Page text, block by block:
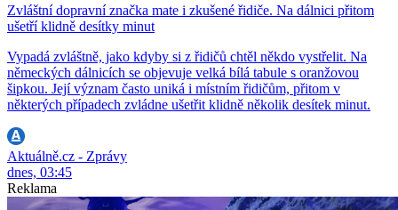
Zvláštní dopravní značka mate i zkušené řidiče. Na dálnici přitom
ušetří klidně desítky minut
Vypadá zvláštně, jako kdyby si z řidičů chtěl někdo vystřelit. Na
německých dálnicích se objevuje velká bílá tabule s oranžovou
šipkou. Její význam často uniká i místním řidičům, přitom v
některých případech zvládne ušetřit klidně několik desítek minut.
Aktuálně.cz - Zprávy
dnes, 03:45
Reklama